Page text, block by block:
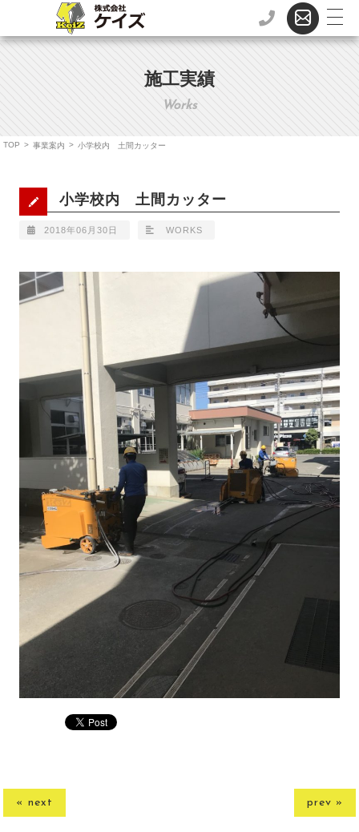
施工実績
Works
TOP > 事業案内 > 小学校内 土間カッター
小学校内 土間カッター
2018年06月30日 WORKS
« next prev »